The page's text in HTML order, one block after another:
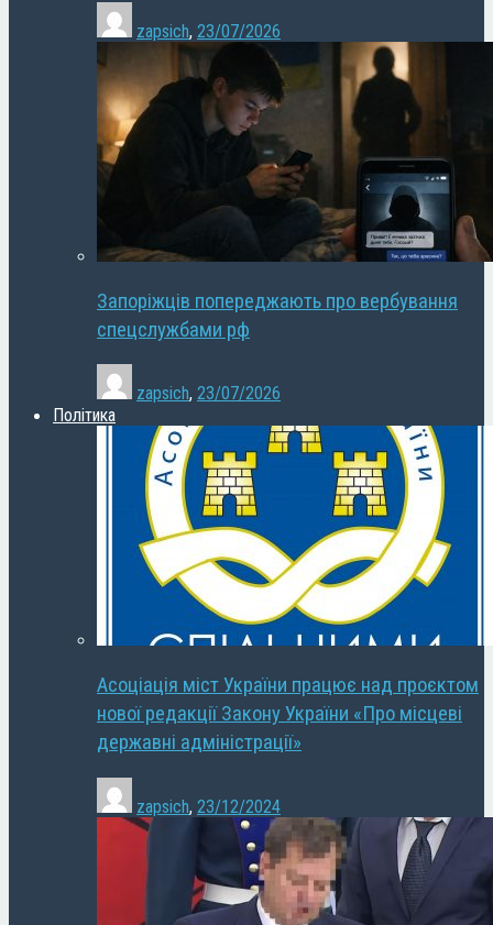
zapsich, 23/07/2026
Запоріжців попереджають про вербування
спецслужбами рф
zapsich, 23/07/2026
Політика
Асоціація міст України працює над проєктом
нової редакції Закону України «Про місцеві
державні адміністрації»
zapsich, 23/12/2024